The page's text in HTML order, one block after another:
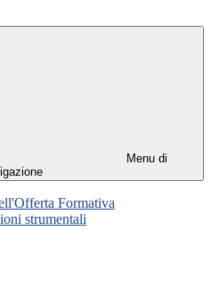
Menu di
Formativa
strumentali